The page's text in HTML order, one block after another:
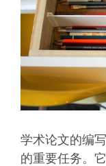
学术论文的编
的重要任务。